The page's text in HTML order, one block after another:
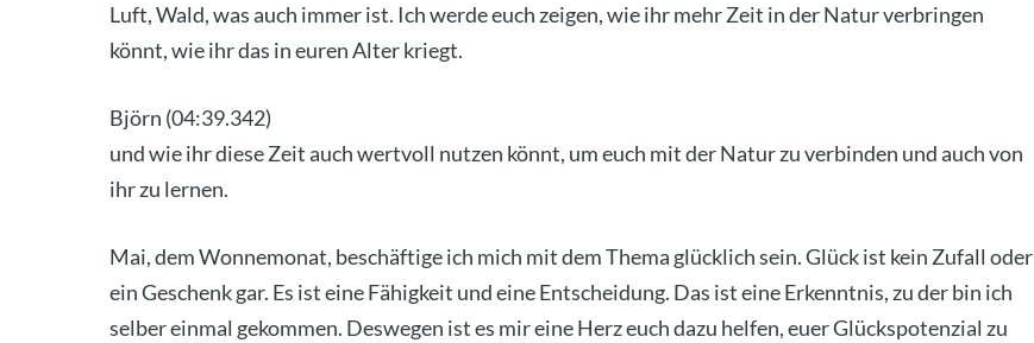
Luft, Wald, was auch immer ist. Ich wer­de euch zei­gen, wie ihr mehr Zeit in der Natur ver­brin­gen
könnt, wie ihr das in euren Alter kriegt.
Björn (04:39.342)
und wie ihr die­se Zeit auch wert­voll nut­zen könnt, um euch mit der Natur zu ver­bin­den und auch von
ihr zu ler­nen.
Mai, dem Won­ne­mo­nat, beschäf­ti­ge ich mich mit dem The­ma glück­lich sein. Glück ist kein Zufall oder
ein Geschenk gar. Es ist eine Fähig­keit und eine Ent­schei­dung. Das ist eine Erkennt­nis, zu der bin ich
sel­ber ein­mal gekom­men. Des­we­gen ist es mir eine Herz euch dazu hel­fen, euer Glücks­po­ten­zi­al zu